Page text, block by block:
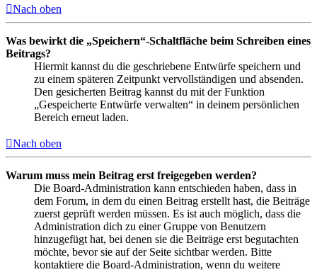
Nach oben
Was bewirkt die „Speichern“-Schaltfläche beim Schreiben eines
Beitrags?
Hiermit kannst du die geschriebene Entwürfe speichern und
zu einem späteren Zeitpunkt vervollständigen und absenden.
Den gesicherten Beitrag kannst du mit der Funktion
„Gespeicherte Entwürfe verwalten“ in deinem persönlichen
Bereich erneut laden.
Nach oben
Warum muss mein Beitrag erst freigegeben werden?
Die Board-Administration kann entschieden haben, dass in
dem Forum, in dem du einen Beitrag erstellt hast, die Beiträge
zuerst geprüft werden müssen. Es ist auch möglich, dass die
Administration dich zu einer Gruppe von Benutzern
hinzugefügt hat, bei denen sie die Beiträge erst begutachten
möchte, bevor sie auf der Seite sichtbar werden. Bitte
kontaktiere die Board-Administration, wenn du weitere